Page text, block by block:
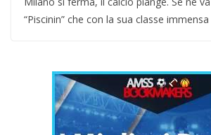
“Piscinin” che con la sua classe immensa